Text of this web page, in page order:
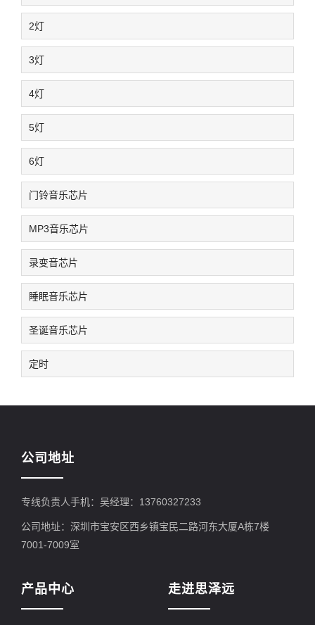
2灯
3灯
4灯
5灯
6灯
门铃音乐芯片
MP3音乐芯片
录变音芯片
睡眠音乐芯片
圣诞音乐芯片
定时
公司地址
专线负责人手机：吴经理：13760327233
公司地址：深圳市宝安区西乡镇宝民二路河东大厦A栋7楼
7001-7009室
产品中心 走进思泽远